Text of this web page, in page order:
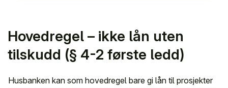
Hovedregel – ikke lån uten
tilskudd (§ 4-2 første ledd)
Husbanken kan som hovedregel bare gi lån til prosjekter